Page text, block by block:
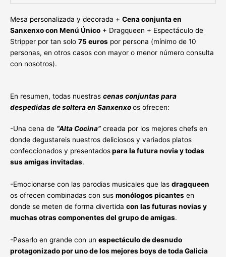
Mesa personalizada y decorada + Cena conjunta en
Sanxenxo con Menú Único + Dragqueen + Espectáculo de
Stripper por tan solo 75 euros por persona (mínimo de 10
personas, en otros casos con mayor o menor número consulta
con nosotros).
En resumen, todas nuestras cenas conjuntas para
despedidas de soltera en Sanxenxoos ofrecen:
-Una cena de “Alta Cocina” creada por los mejores chefs en
donde degustareis nuestros deliciosos y variados platos
confeccionados y presentadospara la futura novia y todas
sus amigas invitadas.
-Emocionarse con las parodias musicales que las dragqueen
os ofrecen combinadas con sus monólogos picantes en
donde se meten de forma divertida con las futuras novias y
muchas otras componentes del grupo de amigas.
-Pasarlo en grande con un espectáculo de desnudo
protagonizado por uno de los mejores boys de toda Galicia